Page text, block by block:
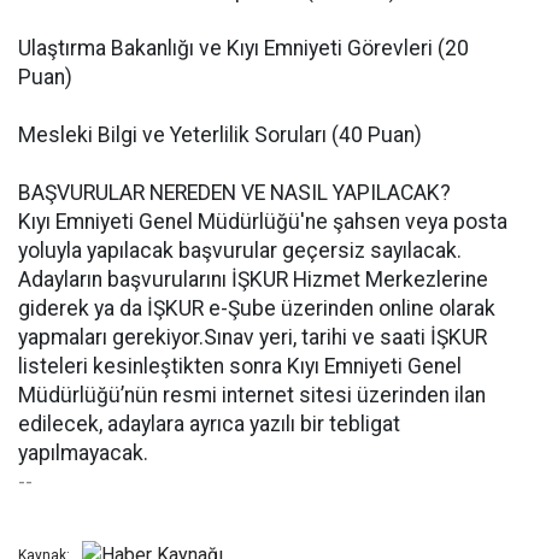
Ulaştırma Bakanlığı ve Kıyı Emniyeti Görevleri (20
Puan)
Mesleki Bilgi ve Yeterlilik Soruları (40 Puan)
BAŞVURULAR NEREDEN VE NASIL YAPILACAK?
Kıyı Emniyeti Genel Müdürlüğü'ne şahsen veya posta
yoluyla yapılacak başvurular geçersiz sayılacak.
Adayların başvurularını İŞKUR Hizmet Merkezlerine
giderek ya da İŞKUR e-Şube üzerinden online olarak
yapmaları gerekiyor.Sınav yeri, tarihi ve saati İŞKUR
listeleri kesinleştikten sonra Kıyı Emniyeti Genel
Müdürlüğü’nün resmi internet sitesi üzerinden ilan
edilecek, adaylara ayrıca yazılı bir tebligat
yapılmayacak.
--